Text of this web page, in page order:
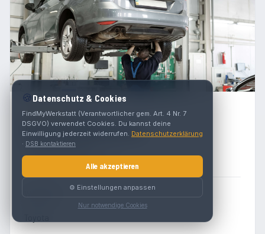
5.0(7)
Autohaus Nimmervoll
Winzerstraße 1
🍪Datenschutz & Cookies
FindMyWerkstatt (Verantwortlicher gem. Art. 4 Nr. 7
DSGVO) verwendet Cookies. Du kannst deine
Einwilligung jederzeit widerrufen. Datenschutzerklärung
· DSB kontaktieren
Alle akzeptieren
⚙️ Einstellungen anpassen
Nur notwendige Cookies